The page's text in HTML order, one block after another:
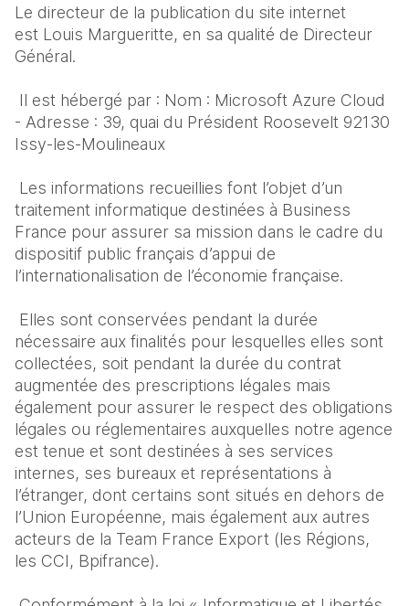
Le directeur de la publication du site internet
est Louis Margueritte, en sa qualité de Directeur
Général.
- Adresse : 39, quai du Président Roosevelt 92130
Issy-les-Moulineaux
traitement informatique destinées à Business
France pour assurer sa mission dans le cadre du
dispositif public français d’appui de
l’internationalisation de l’économie française.
nécessaire aux finalités pour lesquelles elles sont
collectées, soit pendant la durée du contrat
augmentée des prescriptions légales mais
également pour assurer le respect des obligations
légales ou réglementaires auxquelles notre agence
est tenue et sont destinées à ses services
internes, ses bureaux et représentations à
l’étranger, dont certains sont situés en dehors de
l’Union Européenne, mais également aux autres
acteurs de la Team France Export (les Régions,
les CCI, Bpifrance).